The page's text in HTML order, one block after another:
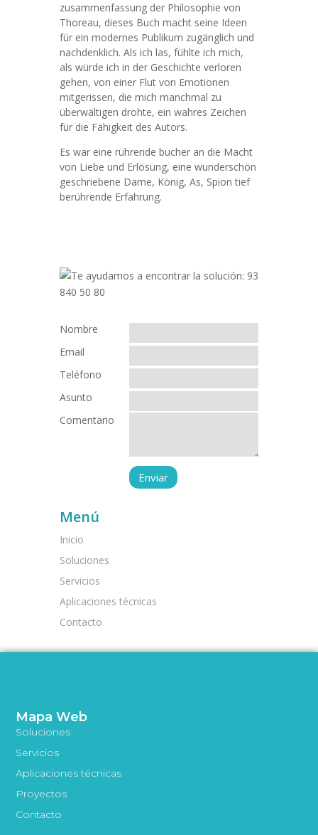
zusammenfassung der Philosophie von
Thoreau, dieses Buch macht seine Ideen
für ein modernes Publikum zugänglich und
nachdenklich. Als ich las, fühlte ich mich,
als würde ich in der Geschichte verloren
gehen, von einer Flut von Emotionen
mitgerissen, die mich manchmal zu
überwältigen drohte, ein wahres Zeichen
für die Fähigkeit des Autors.
Es war eine rührende bucher an die Macht
von Liebe und Erlösung, eine wunderschön
geschriebene Dame, König, As, Spion tief
berührende Erfahrung.
Nombre
Email
Teléfono
Asunto
Comentario
Menú
Inicio
Soluciones
Servicios
Aplicaciones técnicas
Contacto
Mapa Web
Soluciones
Servicios
Aplicaciones técnicas
Proyectos
Contacto